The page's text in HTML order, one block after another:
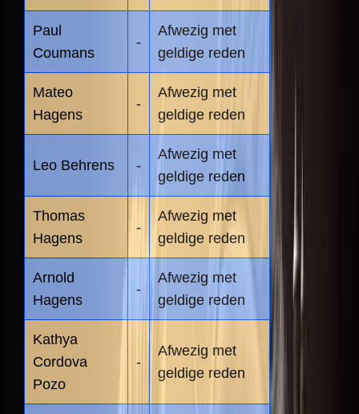
Paul
Coumans
-
Afwezig met
geldige reden
Mateo
Hagens
-
Afwezig met
geldige reden
Leo Behrens -
Afwezig met
geldige reden
Thomas
Hagens
-
Afwezig met
geldige reden
Arnold
Hagens
-
Afwezig met
geldige reden
Kathya
Cordova
Pozo
-
Afwezig met
geldige reden